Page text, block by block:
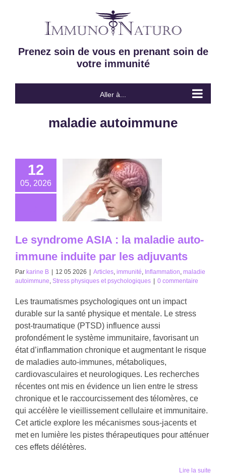
Prenez soin de vous en prenant soin de
votre immunité
Aller à...
maladie autoimmune
12
05, 2026
Le syndrome ASIA : la maladie auto-
immune induite par les adjuvants
Par karine B 12 05 2026 Articles, immunité, Inflammation, maladie
autoimmune, Stress physiques et psychologiques 0 commentaire
Les traumatismes psychologiques ont un impact
durable sur la santé physique et mentale. Le stress
post-traumatique (PTSD) influence aussi
profondément le système immunitaire, favorisant un
état d’inflammation chronique et augmentant le risque
de maladies auto-immunes, métaboliques,
cardiovasculaires et neurologiques. Les recherches
récentes ont mis en évidence un lien entre le stress
chronique et le raccourcissement des télomères, ce
qui accélère le vieillissement cellulaire et immunitaire.
Cet article explore les mécanismes sous-jacents et
met en lumière les pistes thérapeutiques pour atténuer
ces effets délétères.
Lire la suite